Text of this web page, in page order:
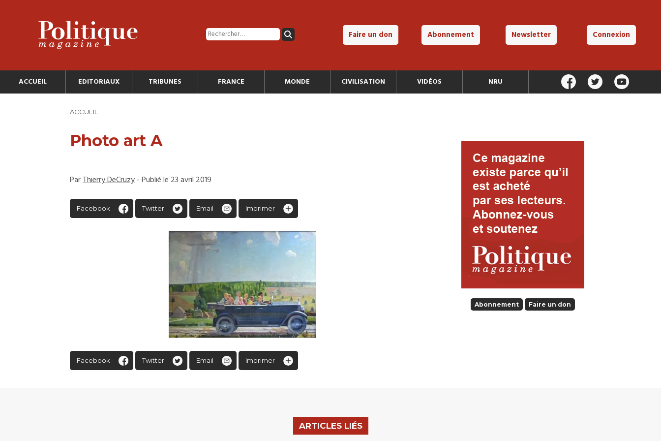
Faire un don Abonnement Newsletter Connexion
ACCUEIL EDITORIAUX TRIBUNES FRANCE MONDE CIVILISATION VIDÉOS NRU
ACCUEIL
Photo art A
ParThierry DeCruzy- Publié le 23 avril 2019
Facebook Twitter Email Imprimer
Facebook Twitter Email Imprimer
Abonnement Faire un don
ARTICLES LIÉS